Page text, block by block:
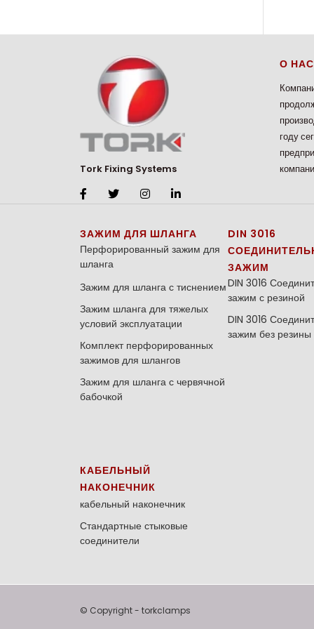
Tork Fixing Systems
О НАС
году
ЗАЖИМ ДЛЯ ШЛАНГА
Перфорированный зажим для
шланга
Зажим для шланга с тиснением
Зажим шланга для тяжелых
условий эксплуатации
Комплект перфорированных
зажимов для шлангов
Зажим для шланга с червячной
бабочкой
DIN 3016
ЗАЖИМ
DIN 3016
зажим с резиной
DIN 3016
зажим без резины
КАБЕЛЬНЫЙ
НАКОНЕЧНИК
кабельный наконечник
Стандартные стыковые
соединители
© Copyright - torkclamps